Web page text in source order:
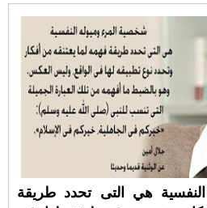
هي التى تحدد طريقة